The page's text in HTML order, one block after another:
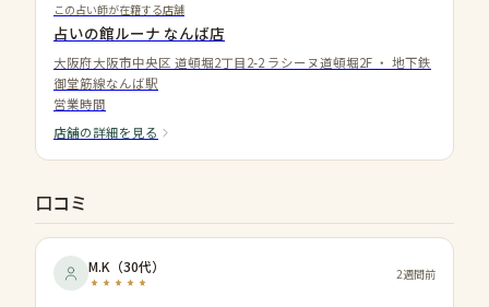
この占い師が在籍する店舗
占いの館ルーナ なんば店
大阪府大阪市中央区 道頓堀2丁目2-2 ラシーヌ道頓堀2F ・ 地下鉄
御堂筋線なんば駅
営業時間
店舗の詳細を見る
口コミ
M.K （30代） 2週間前